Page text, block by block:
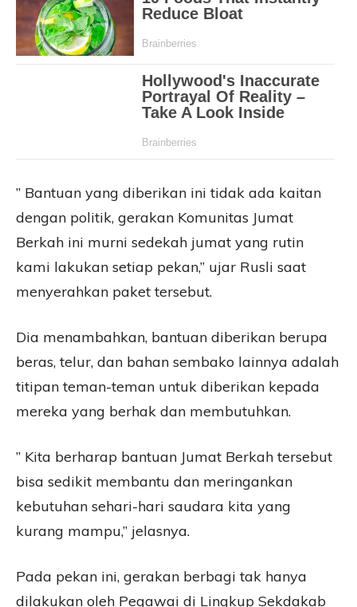
” Bantuan yang diberikan ini tidak ada kaitan
dengan politik, gerakan Komunitas Jumat
Berkah ini murni sedekah jumat yang rutin
kami lakukan setiap pekan,” ujar Rusli saat
menyerahkan paket tersebut.
Dia menambahkan, bantuan diberikan berupa
beras, telur, dan bahan sembako lainnya adalah
titipan teman-teman untuk diberikan kepada
mereka yang berhak dan membutuhkan.
” Kita berharap bantuan Jumat Berkah tersebut
bisa sedikit membantu dan meringankan
kebutuhan sehari-hari saudara kita yang
kurang mampu,” jelasnya.
Pada pekan ini, gerakan berbagi tak hanya
dilakukan oleh Pegawai di Lingkup Sekdakab